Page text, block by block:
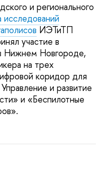
и регионального
ИЭТиТП
участие в
Новгороде,
на трех
коридор для
и развитие
и «Беспилотные